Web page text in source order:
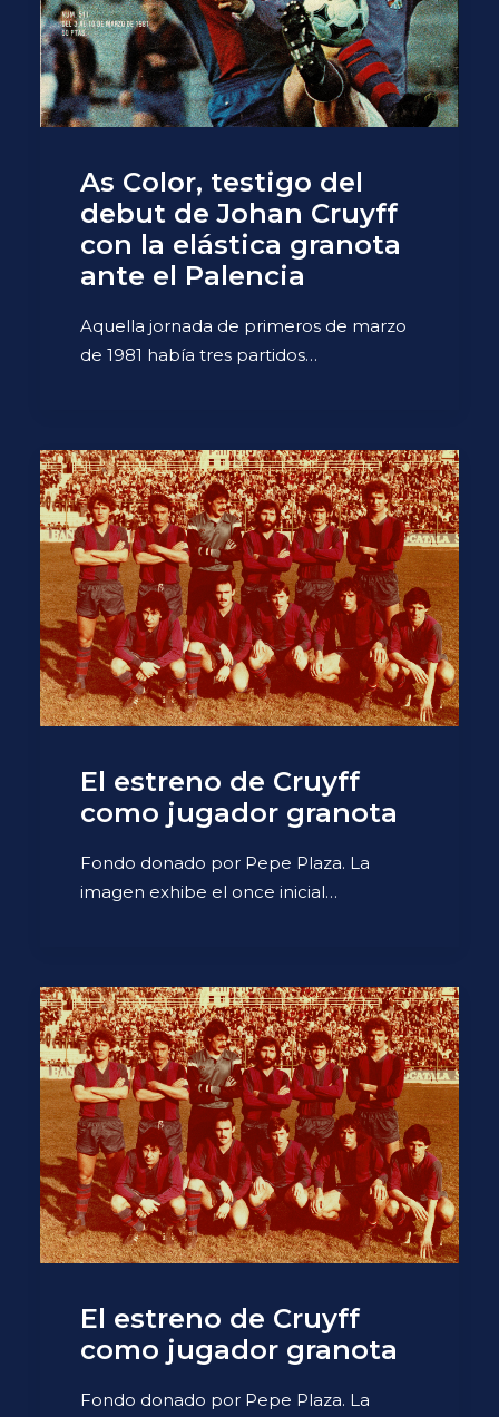
As Color, testigo del
debut de Johan Cruyff
con la elástica granota
ante el Palencia
Aquella jornada de primeros de marzo
de 1981 había tres partidos…
El estreno de Cruyff
como jugador granota
Fondo donado por Pepe Plaza. La
imagen exhibe el once inicial…
El estreno de Cruyff
como jugador granota
Fondo donado por Pepe Plaza. La